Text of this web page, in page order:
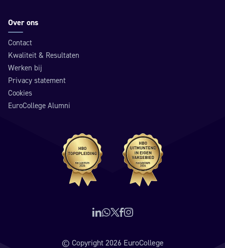
Over ons
Contact
Kwaliteit & Resultaten
Werken bij
Privacy statement
Cookies
EuroCollege Alumni
Volg ons op LinkedIn
Neem contact op via WhatsApp
Volg ons op X (voorheen Twitter)
Volg ons op Facebook
Volg ons op Instagram
© Copyright 2026 EuroCollege